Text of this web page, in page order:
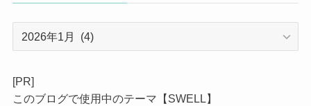
イ
ブ
[PR]
このブログで使用中のテーマ【SWELL】